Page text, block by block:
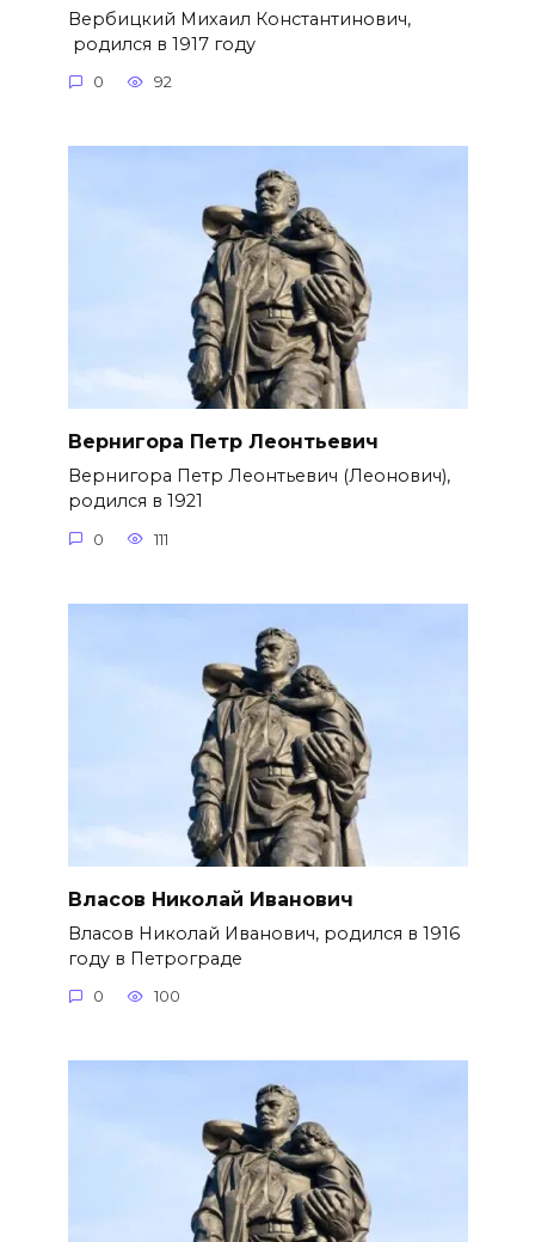
Вербицкий Михаил Константинович,
родился в 1917 году
0 92
Вернигора Петр Леонтьевич
Вернигора Петр Леонтьевич (Леонович),
родился в 1921
0 111
Власов Николай Иванович
Власов Николай Иванович, родился в 1916
году в Петрограде
0 100